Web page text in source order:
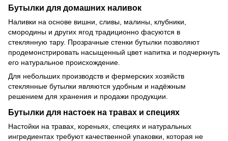
Бутылки для домашних наливок
Наливки на основе вишни, сливы, малины, клубники,
смородины и других ягод традиционно фасуются в
стеклянную тару. Прозрачные стенки бутылки позволяют
продемонстрировать насыщенный цвет напитка и подчеркнуть
его натуральное происхождение.
Для небольших производств и фермерских хозяйств
стеклянные бутылки являются удобным и надёжным
решением для хранения и продажи продукции.
Бутылки для настоек на травах и специях
Настойки на травах, кореньях, специях и натуральных
ингредиентах требуют качественной упаковки, которая не